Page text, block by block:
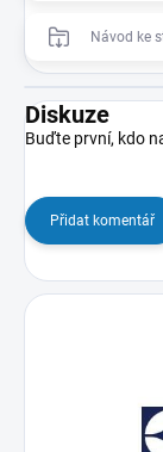
Návod ke
Diskuze
Buďte první, kdo
Přidat komentář